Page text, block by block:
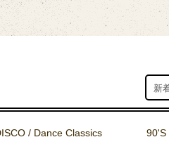
/ Dance Classics 90'S